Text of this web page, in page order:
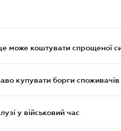
може коштувати спрощеної
купувати борги споживачів
у військовий час